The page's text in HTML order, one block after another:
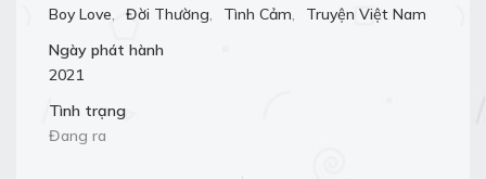
Boy Love, Đời Thường, Tình Cảm,
Truyện Việt Nam
Ngày phát hành
2021
Tình trạng
Đang ra